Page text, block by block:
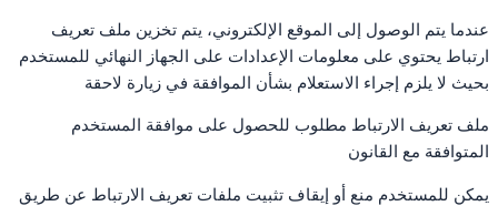
عندما يتم الوصول إلى الموقع الإلكتروني، يتم تخزين ملف تعريف
ارتباط يحتوي على معلومات الإعدادات على الجهاز النهائي للمستخدم
بحيث لا يلزم إجراء الاستعلام بشأن الموافقة في زيارة لاحقة
ملف تعريف الارتباط مطلوب للحصول على موافقة المستخدم
المتوافقة مع القانون
يمكن للمستخدم منع أو إيقاف تثبيت ملفات تعريف الارتباط عن طريق